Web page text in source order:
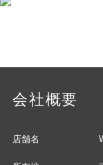
会社概要
店舗名